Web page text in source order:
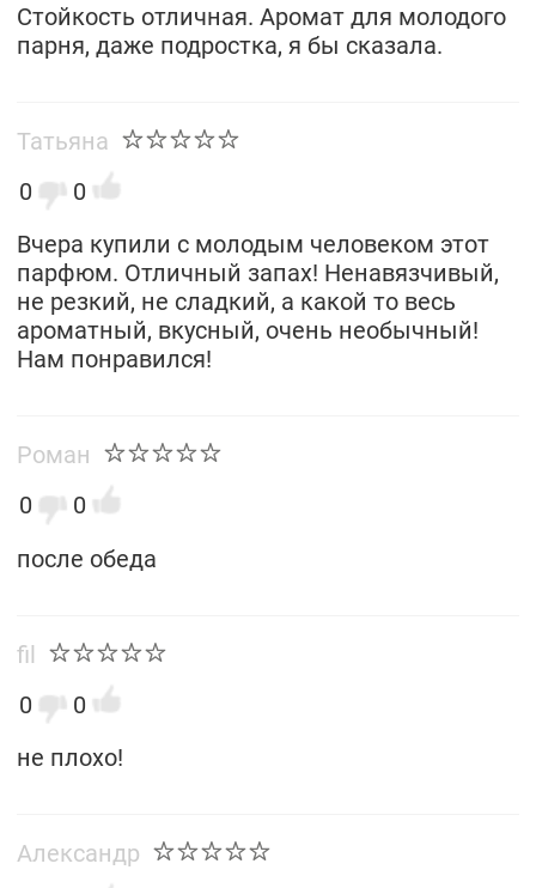
Стойкость отличная. Аромат для молодого
парня, даже подростка, я бы сказала.
Татьяна
0
0
Вчера купили с молодым человеком этот
парфюм. Отличный запах! Ненавязчивый,
не резкий, не сладкий, а какой то весь
ароматный, вкусный, очень необычный!
Нам понравился!
Роман
0
0
после обеда
fil
0
0
не плохо!
Александр